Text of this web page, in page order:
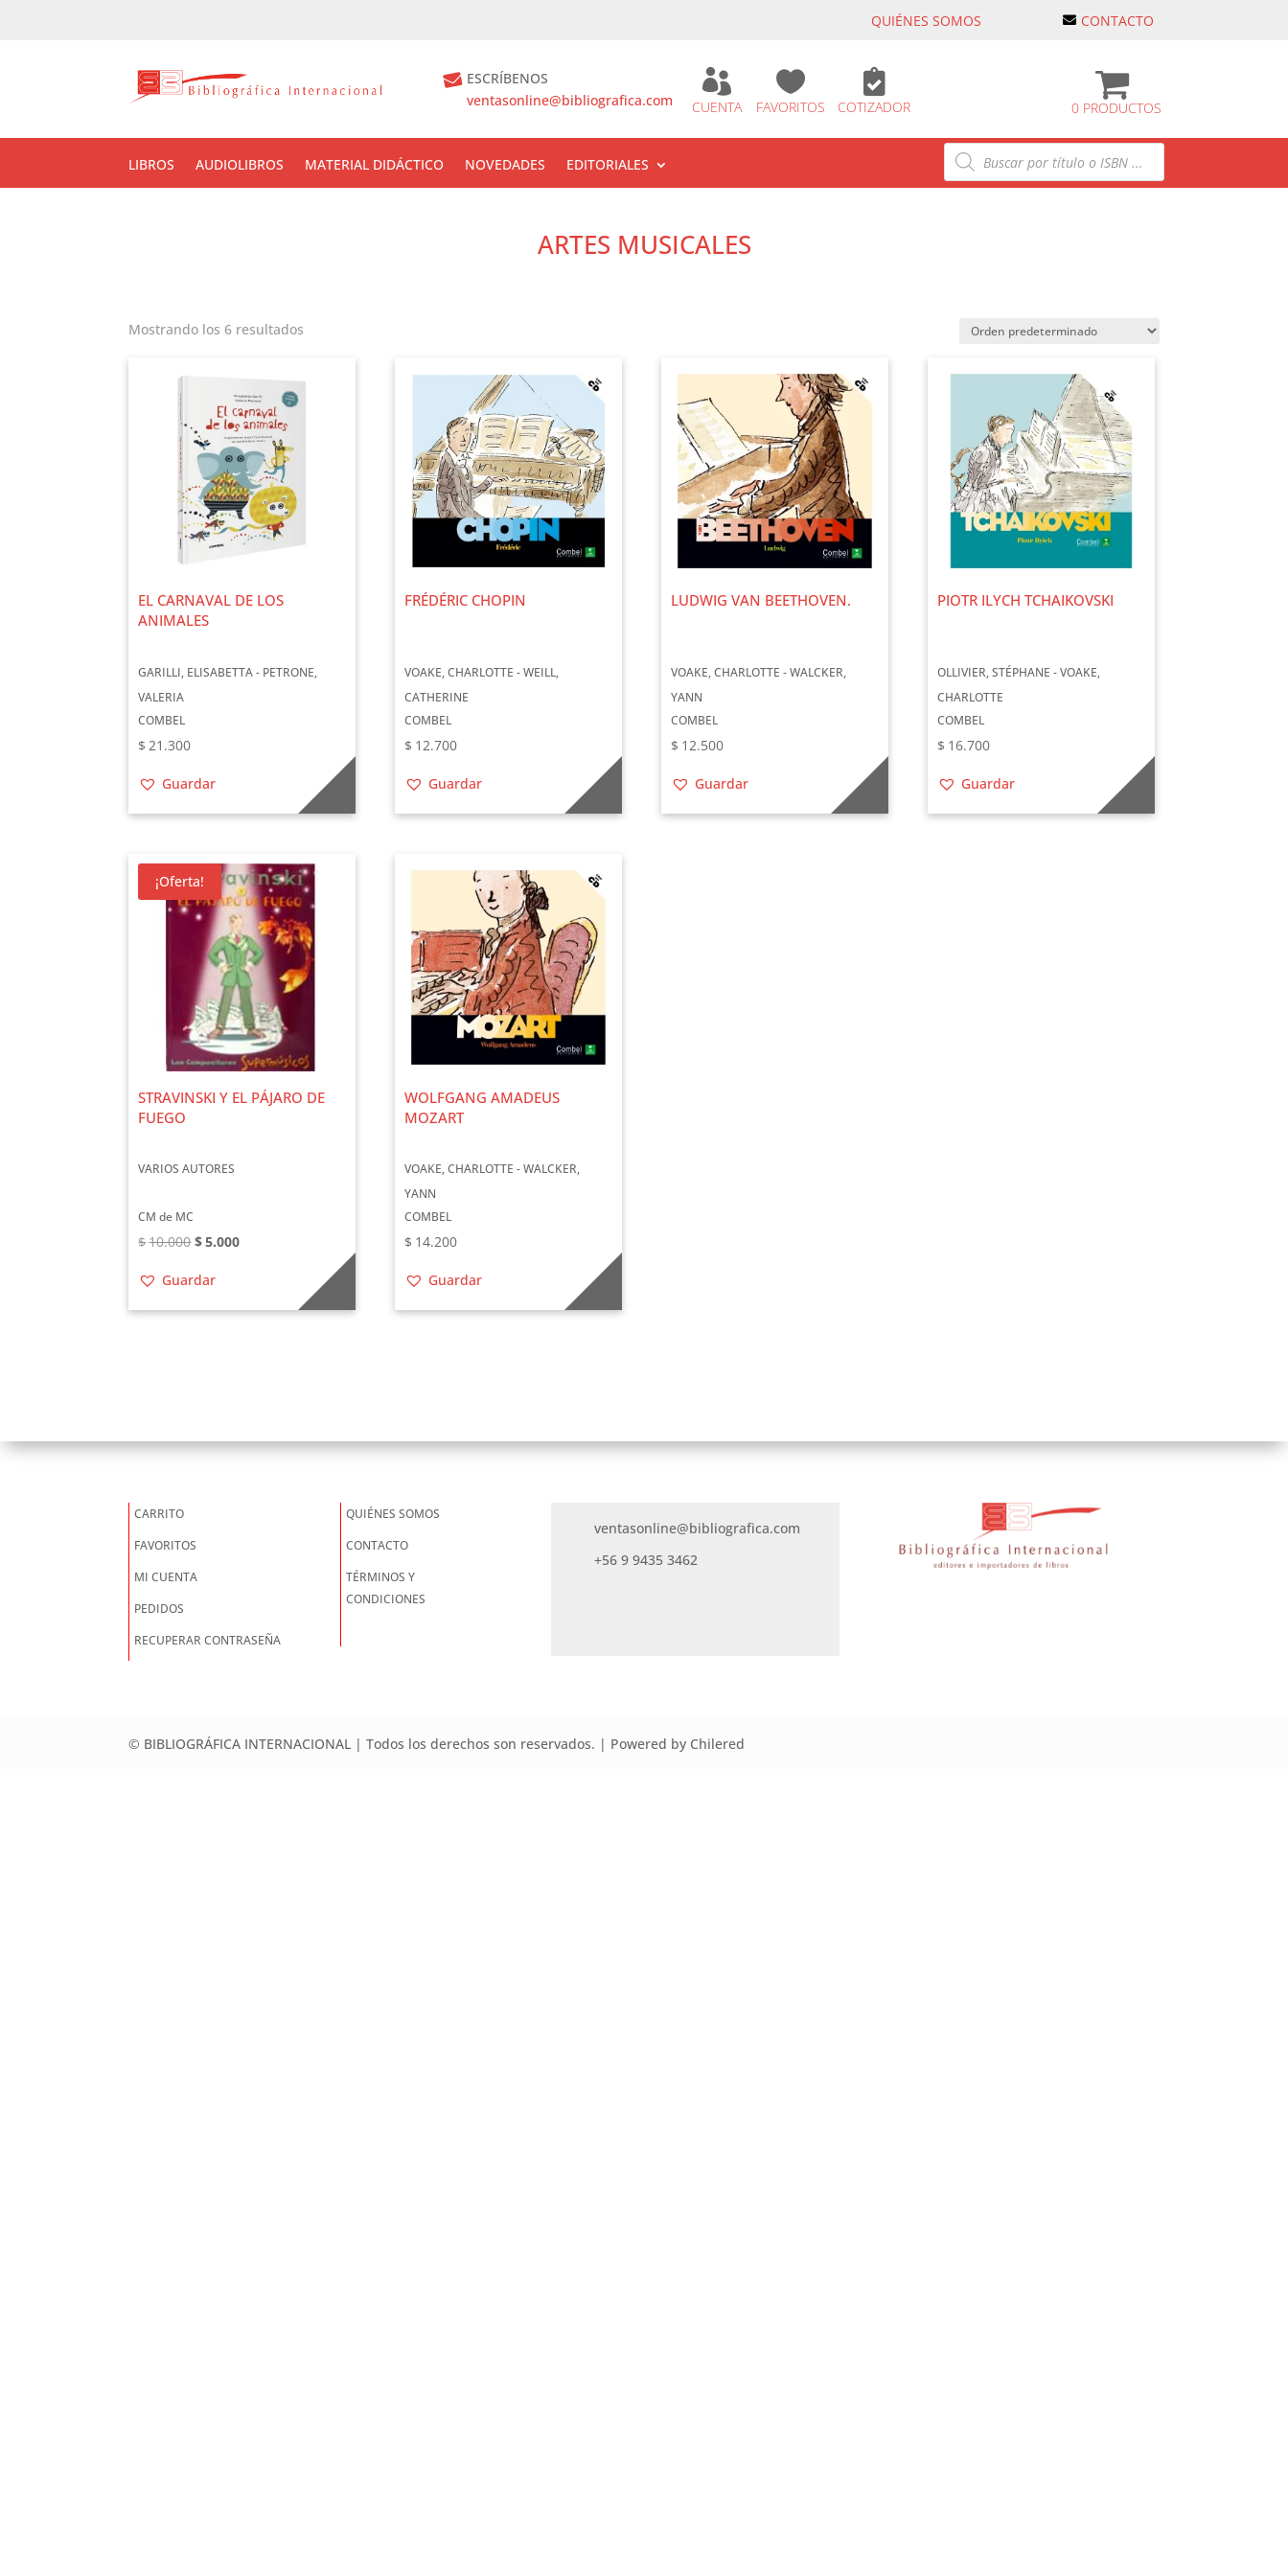
QUIÉNES SOMOS CONTACTO
ESCRÍBENOS
ventasonline@bibliografica.com

CUENTA

FAVORITOS

COTIZADOR 0 PRODUCTOS
LIBROS AUDIOLIBROS MATERIAL DIDÁCTICO NOVEDADES EDITORIALES
Búsqueda
de
productos
ARTES MUSICALES
Mostrando los 6 resultados
EL CARNAVAL DE LOS
ANIMALES
GARILLI, ELISABETTA - PETRONE,
VALERIA
COMBEL
$ 21.300
Guardar
FRÉDÉRIC CHOPIN
VOAKE, CHARLOTTE - WEILL,
CATHERINE
COMBEL
$ 12.700
Guardar
LUDWIG VAN BEETHOVEN.
VOAKE, CHARLOTTE - WALCKER,
YANN
COMBEL
$ 12.500
Guardar
PIOTR ILYCH TCHAIKOVSKI
OLLIVIER, STÉPHANE - VOAKE,
CHARLOTTE
COMBEL
$ 16.700
Guardar
¡Oferta!
STRAVINSKI Y EL PÁJARO DE
FUEGO
VARIOS AUTORES
CM de MC
$10.000El
original
era:
$5.000El
es:
Guardar
WOLFGANG AMADEUS
MOZART
VOAKE, CHARLOTTE - WALCKER,
YANN
COMBEL
$ 14.200
Guardar
CARRITO
FAVORITOS
MI CUENTA
PEDIDOS
RECUPERAR CONTRASEÑA
QUIÉNES SOMOS
CONTACTO
TÉRMINOS Y
CONDICIONES
ventasonline@bibliografica.com
+56 9 9435 3462
© BIBLIOGRÁFICA INTERNACIONAL | Todos los derechos son reservados. | Powered by Chilered